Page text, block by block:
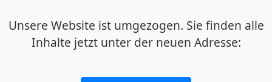
Unsere Website ist umgezogen. Sie finden alle
Inhalte jetzt unter der neuen Adresse: